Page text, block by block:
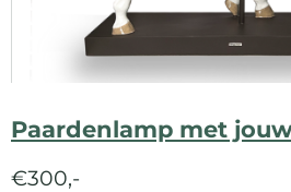
Paardenlamp met
€300,-